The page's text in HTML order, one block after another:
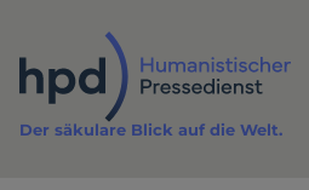
Inhalt
Der säkulare Blick auf die Welt.